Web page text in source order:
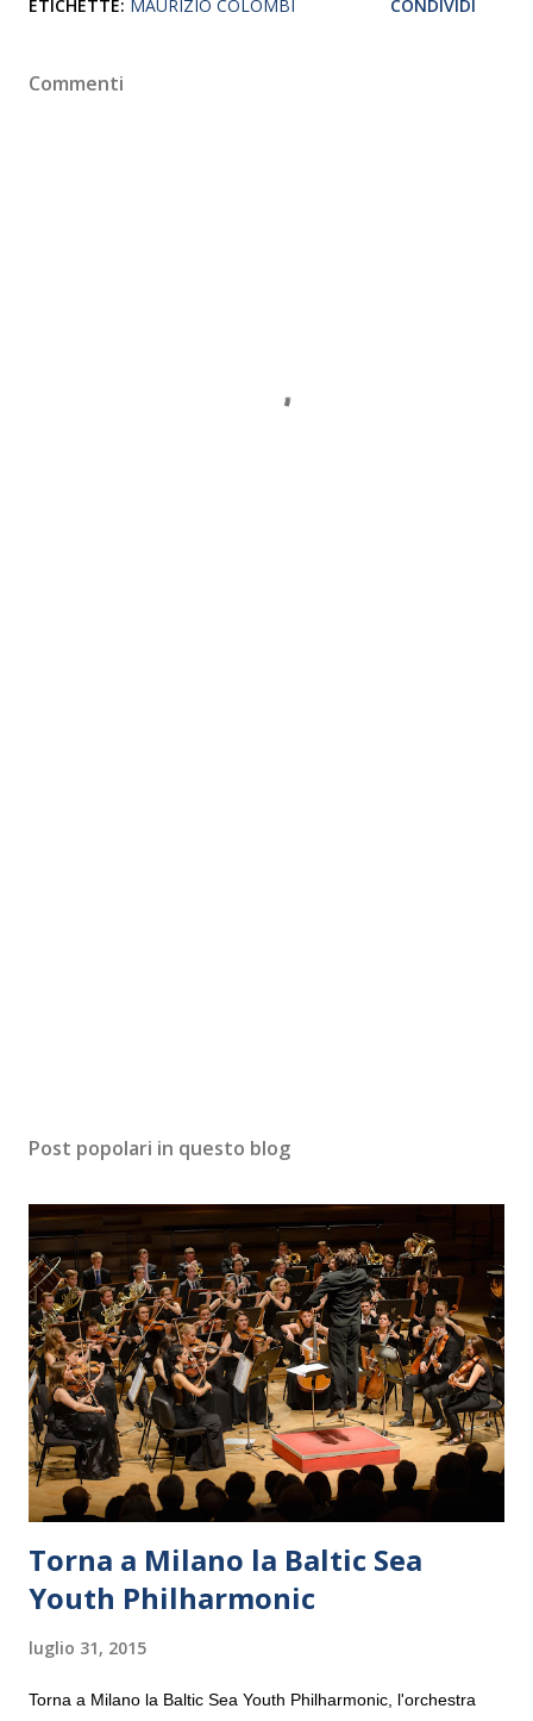
ETICHETTE: MAURIZIO COLOMBI CONDIVIDI
Commenti
Post popolari in questo blog
Torna a Milano la Baltic Sea
Youth Philharmonic
luglio 31, 2015
Torna a Milano la Baltic Sea Youth Philharmonic, l'orchestra